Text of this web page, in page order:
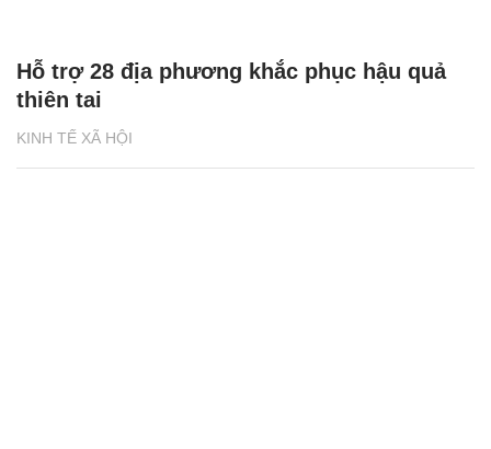
KINH TẾ XÃ HỘI
Hỗ trợ 28 địa phương khắc phục hậu quả
thiên tai